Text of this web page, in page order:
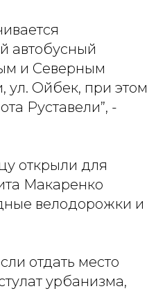
автобусный
и Северным
ул. Ойбек, при этом
Руставели”, -
открыли для
Макаренко
велодорожки и
отдать место
урбанизма,